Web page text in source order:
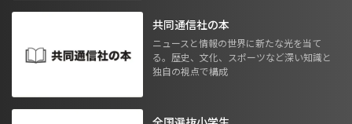
共同通信社の本
ニュースと情報の世界に新たな光を当て
る。歴史、文化、スポーツなど深い知識と
独自の視点で構成